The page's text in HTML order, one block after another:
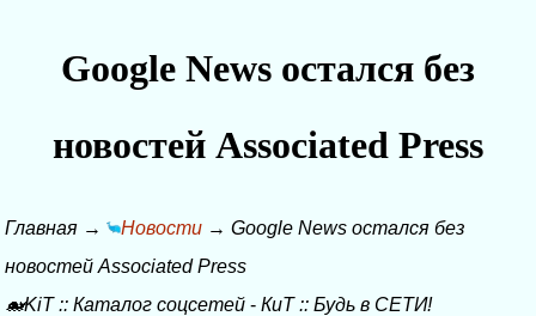
Google News остался без
новостей Associated Press
Главная → Новости → Google News остался без
новостей Associated Press
🐋KiT:: Каталог соцсетей - КиТ:: Будь в СЕТИ!